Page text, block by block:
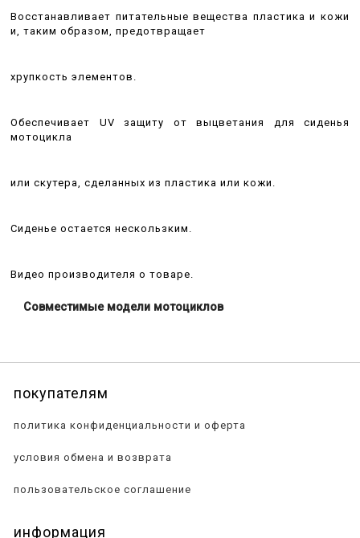
Восстанавливает питательные вещества пластика и кожи
и, таким образом, предотвращает
хрупкость элементов.
Обеспечивает UV защиту от выцветания для сиденья
мотоцикла
или скутера, сделанных из пластика или кожи.
Сиденье остается нескользким.
Видео производителя о товаре.
Совместимые модели мотоциклов
покупателям
политика конфиденциальности и оферта
условия обмена и возврата
пользовательское соглашение
информация